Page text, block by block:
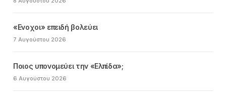
«Ενοχοι» επειδή βολεύει
7 Αυγούστου 2026
Ποιος υπονομεύει την «Ελπίδα»;
6 Αυγούστου 2026